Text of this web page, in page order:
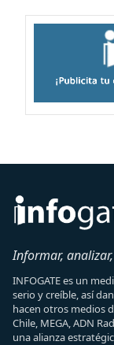
Informar,
INFOGATE es un
serio y creíble, así
hacen otros medios
Chile, MEGA, ADN
una alianza